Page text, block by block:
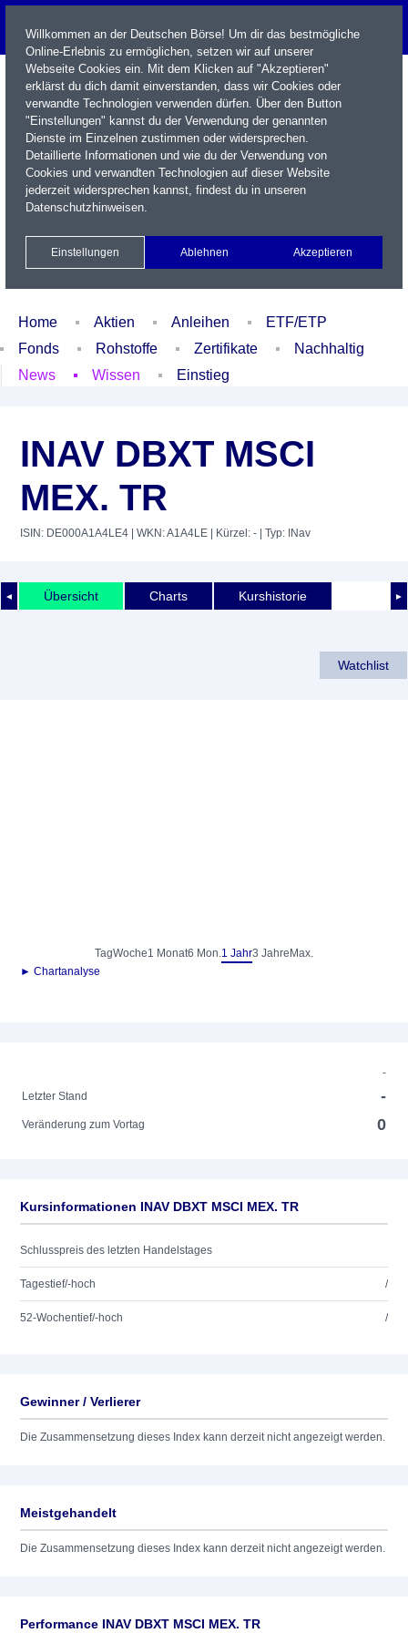
Name / WKN / ISIN / Kürzel
Xetra Realtime
Watchlist Portfolio Login
Home Aktien Anleihen
ETF/ETP
Fonds
Rohstoffe Zertifikate
Nachhaltig
News
Wissen Einstieg
INAV DBXT MSCI
MEX. TR
ISIN: DE000A1A4LE4 | WKN: A1A4LE | Kürzel: - | Typ: INav
◄ ►
Übersicht Charts Kurshistorie
Watchlist
TagWoche1 Monat6 Mon.1 Jahr3 Jahre Max.
► Chartanalyse
-
Letzter Stand
-
Veränderung zum Vortag 0
Kursinformationen INAV DBXT MSCI MEX. TR
Schlusspreis des letzten Handelstages
Tagestief/-hoch /
52-Wochentief/-hoch /
Gewinner / Verlierer
Die Zusammensetzung dieses Index kann derzeit nicht angezeigt werden.
Meistgehandelt
Die Zusammensetzung dieses Index kann derzeit nicht angezeigt werden.
Performance INAV DBXT MSCI MEX. TR
Willkommen an der Deutschen Börse! Um dir das bestmögliche
Online-Erlebnis zu ermöglichen, setzen wir auf unserer
Webseite Cookies ein. Mit dem Klicken auf "Akzeptieren"
erklärst du dich damit einverstanden, dass wir Cookies oder
verwandte Technologien verwenden dürfen. Über den Button
"Einstellungen" kannst du der Verwendung der genannten
Dienste im Einzelnen zustimmen oder widersprechen.
Detaillierte Informationen und wie du der Verwendung von
Cookies und verwandten Technologien auf dieser Website
jederzeit widersprechen kannst, findest du in unseren
Datenschutzhinweisen.
Einstellungen Ablehnen Akzeptieren